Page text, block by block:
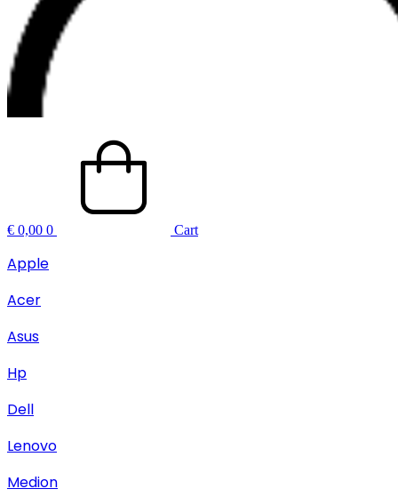
€ 0,00 0 Cart
Apple
Acer
Asus
Hp
Dell
Lenovo
Medion